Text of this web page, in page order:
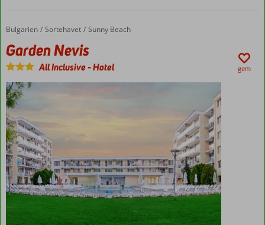
Familieværelser
Forside
Bulgarien Sortehavet Sunny Beach
Garden Nevis
Garden Nevis
All Inclusive-Hotel gem